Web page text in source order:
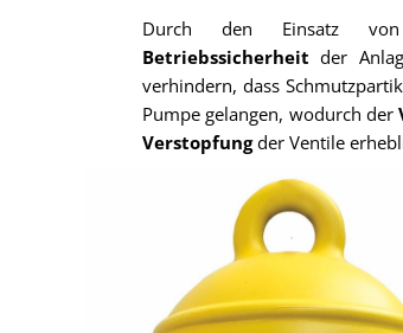
Durch den Einsatz
Betriebssicherheitder
verhindern, dass
Pumpe gelangen, wodurch der
Verstopfungder Ventile